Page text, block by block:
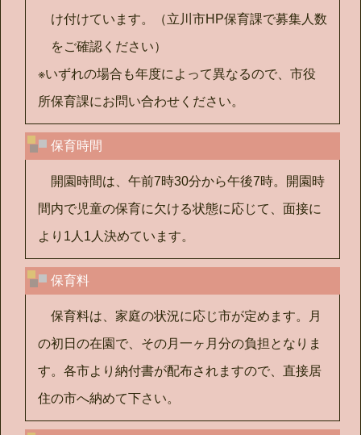
け付けています。（立川市HP保育課で募集人数
をご確認ください）
※いずれの場合も年度によって異なるので、市役
所保育課にお問い合わせください。
保育時間
開園時間は、午前7時30分から午後7時。開園時
間内で児童の保育に欠ける状態に応じて、面接に
より1人1人決めています。
保育料
保育料は、家庭の状況に応じ市が定めます。月
の初日の在園で、その月一ヶ月分の負担となりま
す。各市より納付書が配布されますので、直接居
住の市へ納めて下さい。